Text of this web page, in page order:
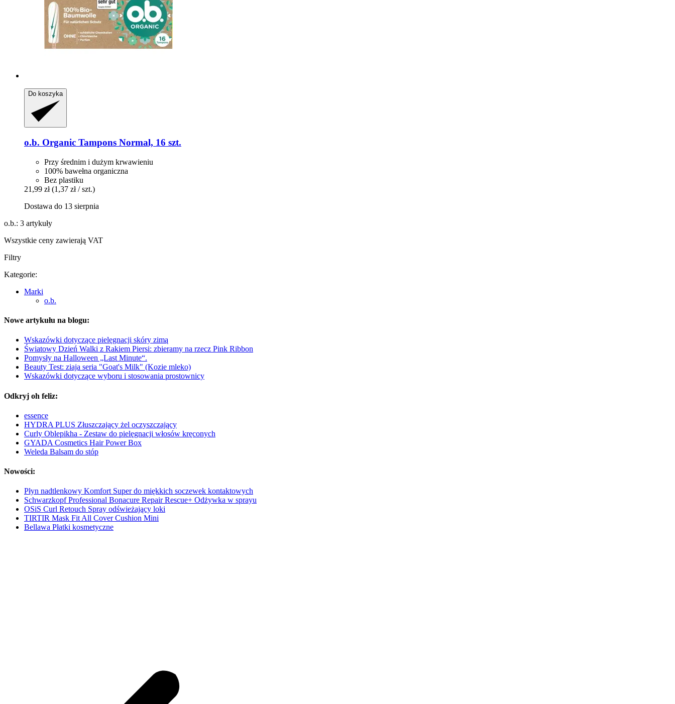
Do koszyka
o.b. Organic Tampons Normal, 16 szt.
Przy średnim i dużym krwawieniu
100% bawełna organiczna
Bez plastiku
21,99 zł (1,37 zł / szt.)
Dostawa do 13 sierpnia
o.b.: 3 artykuły
Wszystkie ceny zawierają VAT
Filtry
Kategorie:
Marki
o.b.
Nowe artykułu na blogu:
Wskazówki dotyczące pielęgnacji skóry zimą
Światowy Dzień Walki z Rakiem Piersi: zbieramy na rzecz Pink Ribbon
Pomysły na Halloween „Last Minute“.
Beauty Test: ziaja seria "Goat's Milk" (Kozie mleko)
Wskazówki dotyczące wyboru i stosowania prostownicy
Odkryj oh feliz:
essence
HYDRA PLUS Złuszczający żel oczyszczający
Curly Oblepikha - Zestaw do pielęgnacji włosów kręconych
GYADA Cosmetics Hair Power Box
Weleda Balsam do stóp
Nowości:
Płyn nadtlenkowy Komfort Super do miękkich soczewek kontaktowych
Schwarzkopf Professional Bonacure Repair Rescue+ Odżywka w sprayu
OSiS Curl Retouch Spray odświeżający loki
TIRTIR Mask Fit All Cover Cushion Mini
Bellawa Płatki kosmetyczne